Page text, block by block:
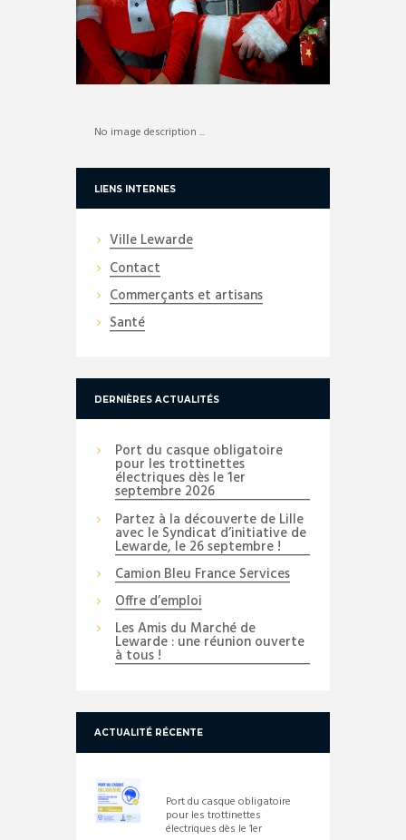
No image description ...
LIENS INTERNES
Ville Lewarde
Contact
Commerçants et artisans
Santé
DERNIÈRES ACTUALITÉS
Port du casque obligatoire
pour les trottinettes
électriques dès le 1er
septembre 2026
Partez à la découverte de Lille
avec le Syndicat d’initiative de
Lewarde, le 26 septembre !
Camion Bleu France Services
Offre d’emploi
Les Amis du Marché de
Lewarde : une réunion ouverte
à tous !
ACTUALITÉ RÉCENTE
Port du casque obligatoire
pour les trottinettes
électriques dès le 1er